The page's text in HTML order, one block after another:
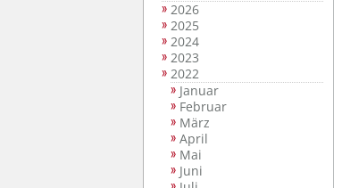
2026
2025
2024
2023
2022
Januar
Februar
März
April
Mai
Juni